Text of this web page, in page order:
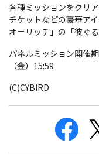
各種ミッションをクリ
チケットなどの豪華ア
オ＝リッチ」の「彼ぐ
パネルミッション開催
（金）15:59
(C)CYBIRD